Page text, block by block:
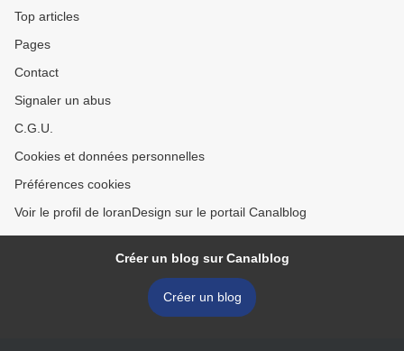
Top articles
Pages
Contact
Signaler un abus
C.G.U.
Cookies et données personnelles
Préférences cookies
Voir le profil de loranDesign sur le portail Canalblog
Créer un blog sur Canalblog
Créer un blog